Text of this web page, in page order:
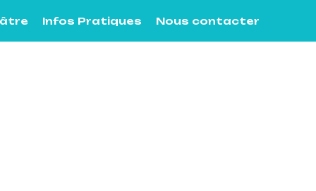
Infos Pratiques Nous contacter